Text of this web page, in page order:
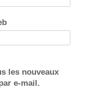
les nouveaux
e-mail.